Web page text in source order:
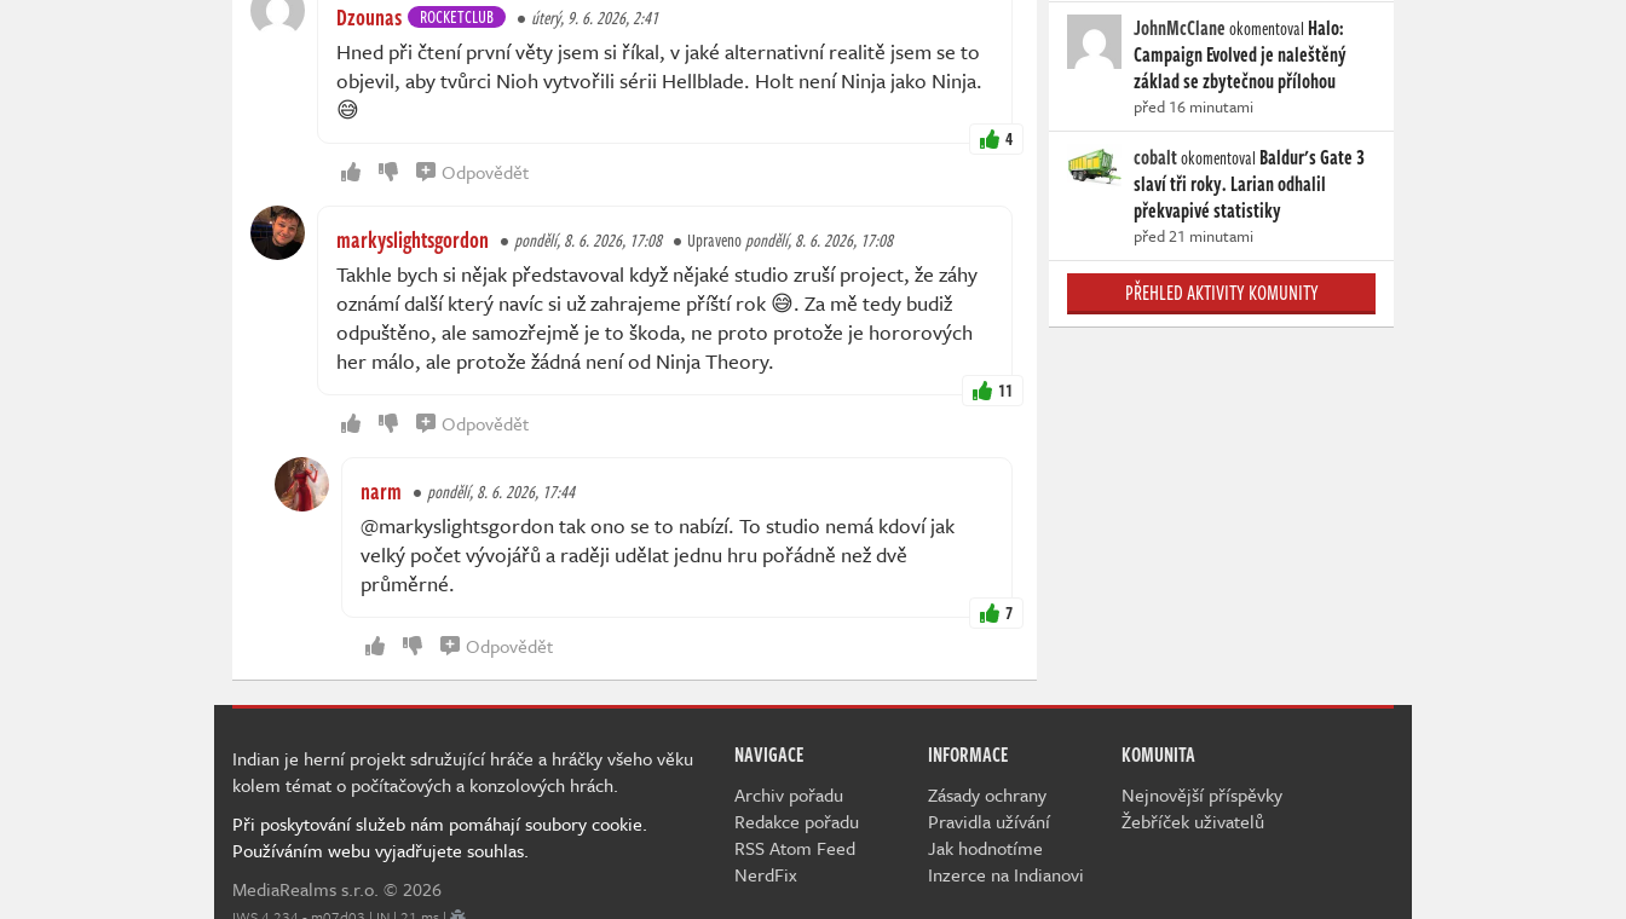
Dzounas ROCKETCLUB úterý, 9. 6. 2026, 2:41
Hned při čtení první věty jsem si říkal, v jaké alternativní realitě jsem se to
objevil, aby tvůrci Nioh vytvořili sérii Hellblade. Holt není Ninja jako Ninja.
😅
4
Odpovědět
markyslightsgordon pondělí, 8. 6. 2026, 17:08 Upravenopondělí, 8. 6. 2026, 17:08
Takhle bych si nějak představoval když nějaké studio zruší project, že záhy
oznámí další který navíc si už zahrajeme příští rok 😅. Za mě tedy budiž
odpuštěno, ale samozřejmě je to škoda, ne proto protože je hororových
her málo, ale protože žádná není od Ninja Theory.
11
Odpovědět
narm pondělí, 8. 6. 2026, 17:44
@markyslightsgordon tak ono se to nabízí. To studio nemá kdoví jak
velký počet vývojářů a raději udělat jednu hru pořádně než dvě
průměrné.
7
Odpovědět
JohnMcClaneokomentoval Halo:
Campaign Evolved je naleštěný
základ se zbytečnou přílohou
před 16 minutami
cobaltokomentoval Baldur's Gate 3
slaví tři roky. Larian odhalil
překvapivé statistiky
před 21 minutami
PŘEHLED AKTIVITY KOMUNITY
NAVIGACE
Archiv pořadu
Redakce pořadu
RSS Atom Feed
NerdFix
INFORMACE
Zásady ochrany
Pravidla užívání
Jak hodnotíme
Inzerce na Indianovi
KOMUNITA
Nejnovější příspěvky
Žebříček uživatelů
Indian je herní projekt sdružující hráče a hráčky všeho věku
kolem témat o počítačových a konzolových hrách.
Při poskytování služeb nám pomáhají soubory cookie.
Používáním webu vyjadřujete souhlas.
MediaRealms s.r.o. © 2026